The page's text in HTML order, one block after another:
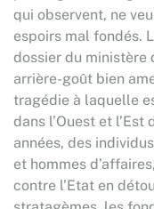
qui observent, ne
espoirs mal fondés.
dossier du ministère
arrière-goût bien
tragédie à laquelle
dans l’Ouest et
années, des
et hommes
contre l’Etat en